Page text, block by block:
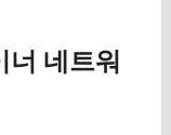
너 네트워